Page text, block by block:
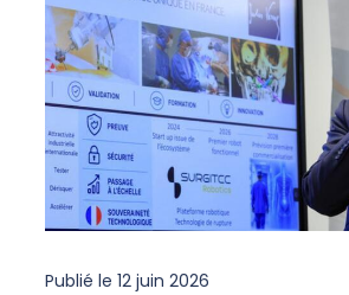
Publié le 12 juin 2026